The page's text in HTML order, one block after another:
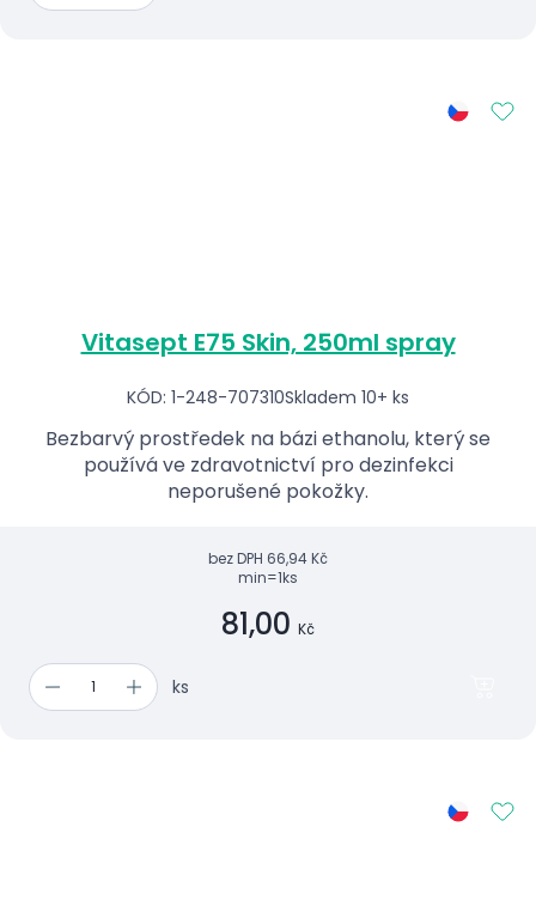
Vitasept E75 Skin, 250ml spray
KÓD: 1-248-707310Skladem 10+ ks
Bezbarvý prostředek na bázi ethanolu, který se
používá ve zdravotnictví pro dezinfekci
neporušené pokožky.
bez DPH 66,94 Kč
min=1ks
81,00 Kč
ks